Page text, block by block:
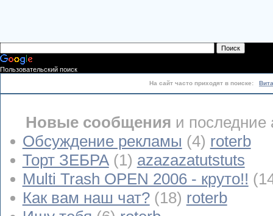
Пользовательский поиск
На сайт часто приходят в поиске:
Новые сообщения и последние
Обсуждение рекламы (4) roterb
Торт ЗЕБРА (1) azazazatutstuts
Multi Trash OPEN 2006 - круто!!
Как вам наш чат? (18) roterb